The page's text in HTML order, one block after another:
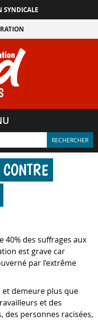
SYNDICALE
40% des suffrages aux
est grave car
par l’extrême
et demeure plus que
et des
des personnes racisées,